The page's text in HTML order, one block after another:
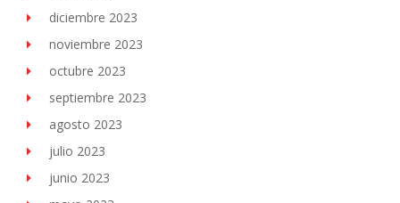
diciembre 2023
noviembre 2023
octubre 2023
septiembre 2023
agosto 2023
julio 2023
junio 2023